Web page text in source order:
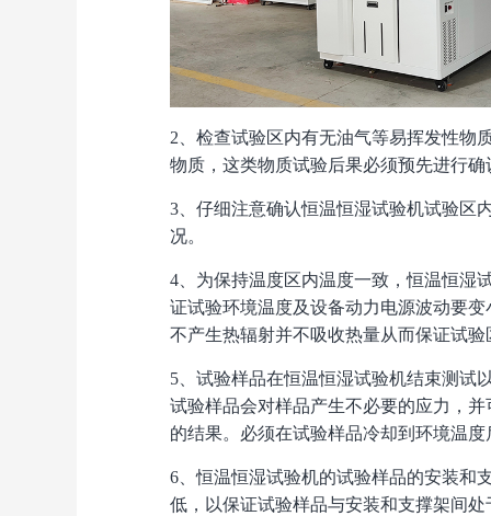
2、检查试验区内有无油气等易挥发性物质
物质，这类物质试验后果必须预先进行确认
3、仔细注意确认恒温恒湿试验机试验区
况。
4、为保持温度区内温度一致，恒温恒
证试验环境温度及设备动力电源波动要变小
不产生热辐射并不吸收热量从而保证试验区
5、试验样品在恒温恒湿试验机结束测试以
试验样品会对样品产生不必要的应力，
的结果。必须在试验样品冷却到环境温
6、恒温恒湿试验机的试验样品的安装
低，以保证试验样品与安装和支撑架间处